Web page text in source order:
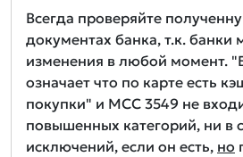
Всегда проверяйте
документах банка, т.к. банки
изменения в любой момент.
означает что по карте есть
покупки" и MCC 3549 не
повышенных категорий, ни в
исключений, если он есть, но